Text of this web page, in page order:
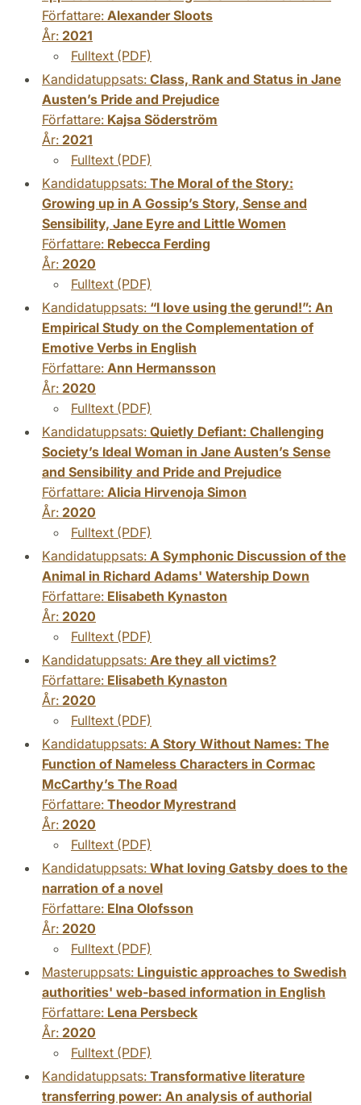
Författare: Alexander Sloots
År: 2021
Fulltext (PDF)
Kandidatuppsats: Class, Rank and Status in Jane
Austen’s Pride and Prejudice
Författare: Kajsa Söderström
År: 2021
Fulltext (PDF)
Kandidatuppsats: The Moral of the Story:
Growing up in A Gossip’s Story, Sense and
Sensibility, Jane Eyre and Little Women
Författare: Rebecca Ferding
År: 2020
Fulltext (PDF)
Kandidatuppsats: “I love using the gerund!”: An
Empirical Study on the Complementation of
Emotive Verbs in English
Författare: Ann Hermansson
År: 2020
Fulltext (PDF)
Kandidatuppsats: Quietly Defiant: Challenging
Society’s Ideal Woman in Jane Austen’s Sense
and Sensibility and Pride and Prejudice
Författare: Alicia Hirvenoja Simon
År: 2020
Fulltext (PDF)
Kandidatuppsats: A Symphonic Discussion of the
Animal in Richard Adams' Watership Down
Författare: Elisabeth Kynaston
År: 2020
Fulltext (PDF)
Kandidatuppsats: Are they all victims?
Författare: Elisabeth Kynaston
År: 2020
Fulltext (PDF)
Kandidatuppsats: A Story Without Names: The
Function of Nameless Characters in Cormac
McCarthy’s The Road
Författare: Theodor Myrestrand
År: 2020
Fulltext (PDF)
Kandidatuppsats: What loving Gatsby does to the
narration of a novel
Författare: Elna Olofsson
År: 2020
Fulltext (PDF)
Masteruppsats: Linguistic approaches to Swedish
authorities' web-based information in English
Författare: Lena Persbeck
År: 2020
Fulltext (PDF)
Kandidatuppsats: Transformative literature
transferring power: An analysis of authorial